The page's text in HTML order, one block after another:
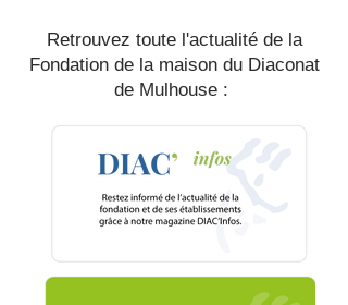
Retrouvez toute l'actualité de la
Fondation de la maison du Diaconat
de Mulhouse :